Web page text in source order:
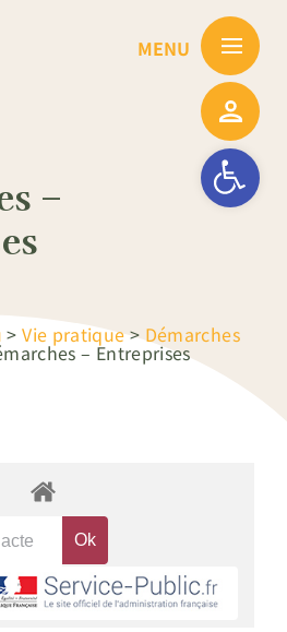
Ouvrir la
–
>Vie pratique>Démarches
– Entreprises